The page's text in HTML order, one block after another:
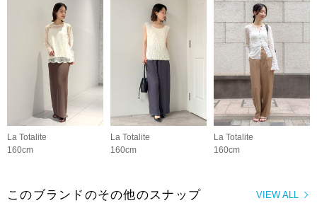
La Totalite
160cm
La Totalite
160cm
La Totalite
160cm
VIEW ALL
このブランドのその他のスナップ